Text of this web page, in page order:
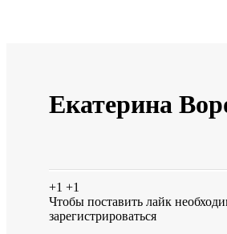
Екатерина
+1 +1
Чтобы поставить лайк
зарегистрироваться